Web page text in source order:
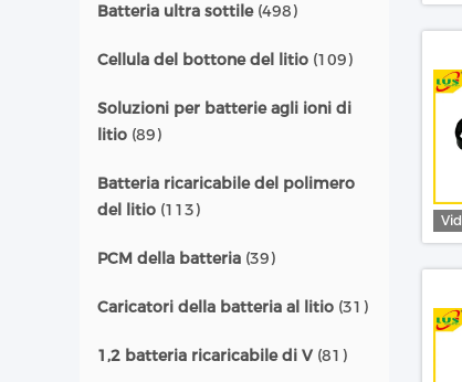
Batteria ultra sottile(498)
Cellula del bottone del litio (109)
Soluzioni per batterie agli ioni di
litio (89)
Batteria ricaricabile del polimero
del litio (113)
PCM della batteria (39)
Caricatori della batteria al litio (31)
1,2 batteria ricaricabile di V (81)